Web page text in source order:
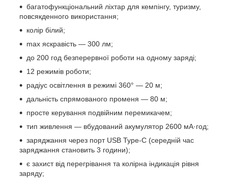
багатофункціональний ліхтар для кемпінгу, туризму,
повсякденного використання;
колір білий;
max яскравість — 300 лм;
до 200 год безперервної роботи на одному заряді;
12 режимів роботи;
радіус освітлення в режимі 360° — 20 м;
дальність спрямованого променя — 80 м;
просте керування подвійним перемикачем;
тип живлення — вбудований акумулятор 2600 мА·год;
заряджання через порт USB Type-C (середній час
заряджання становить 3 години);
є захист від перегрівання та колірна індикація рівня
заряду;